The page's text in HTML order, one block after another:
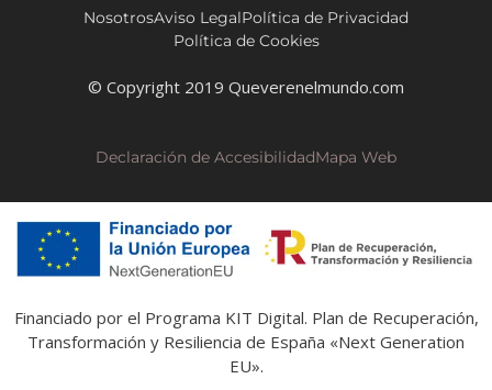
NosotrosAviso LegalPolítica de Privacidad
Política de Cookies
© Copyright 2019 Queverenelmundo.com
Declaración de AccesibilidadMapa Web
Financiado por el Programa KIT Digital. Plan de Recuperación,
Transformación y Resiliencia de España «Next Generation
EU».